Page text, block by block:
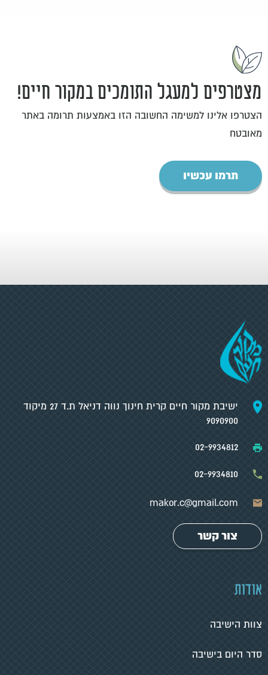
מצטרפים למעגל התומכים במקור חיים!
הצטרפו אלינו למשימה החשובה הזו באמצעות תרומה באתר
מאובטח
תרמו עכשיו
ישיבת מקור חיים קרית חינוך נווה דניאל ת.ד 27 מיקוד
9090900
02-9934812
02-9934810
makor.c@gmail.com
צור קשר
אודות
צוות הישיבה
סדר היום בישיבה